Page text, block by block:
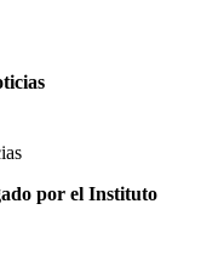
por el Instituto